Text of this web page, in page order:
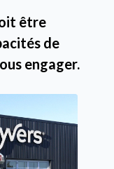
être
de
engager.